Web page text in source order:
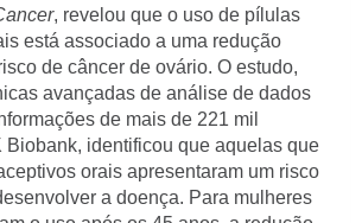
, revelou que o uso de pílulas
está associado a uma redução
de câncer de ovário. O estudo,
avançadas de análise de dados
de mais de 221 mil
Biobank, identificou que aquelas que
orais apresentaram um risco
a doença. Para mulheres